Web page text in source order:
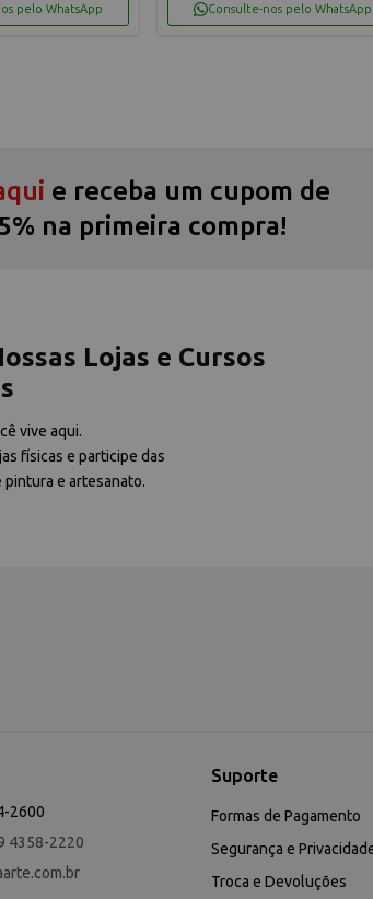
pelo WhatsApp Consulte-nos pelo WhatsApp
e receba um cupom de
na primeira compra!
Lojas e Cursos
vive aqui.
físicas e participe das
pintura e artesanato.
2600
4358-2220
Suporte
Formas de Pagamento
Segurança e
Troca e Devoluções